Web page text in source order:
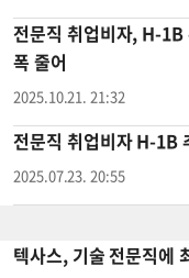
전문직 취업비자, H-
폭 줄어
2025.10.21. 21:32
전문직 취업비자 H-1B
2025.07.23. 20:55
텍사스, 기술 전문직에